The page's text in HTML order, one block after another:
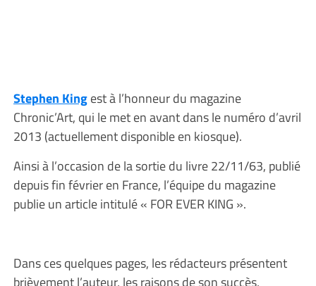
Stephen Kingest à l’honneur du magazine
Chronic’Art, qui le met en avant dans le numéro d’avril
2013 (actuellement disponible en kiosque).
Ainsi à l’occasion de la sortie du livre 22/11/63, publié
depuis fin février en France, l’équipe du magazine
publie un article intitulé « FOR EVER KING ».
Dans ces quelques pages, les rédacteurs présentent
brièvement l’auteur, les raisons de son succès,